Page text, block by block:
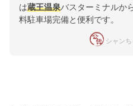
は蔵王温泉バスターミナルか
料駐車場完備と便利です。
シャンち